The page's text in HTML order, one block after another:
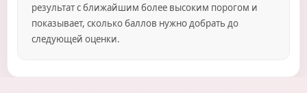
результат с ближайшим более высоким порогом и
показывает, сколько баллов нужно добрать до
следующей оценки.